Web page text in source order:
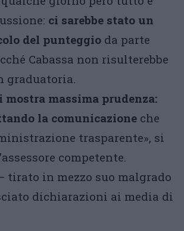
ci sarebbe stato un
del punteggio da parte
Cabassa non risulterebbe
graduatoria.
mostra massima prudenza:
la comunicazione che
trasparente», si
competente.
tirato in mezzo suo malgrado
dichiarazioni ai media di